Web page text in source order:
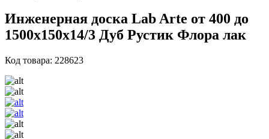
Инженерная доска Lab Arte от 400 до
1500х150х14/3 Дуб Рустик Флора лак
Код товара: 228623